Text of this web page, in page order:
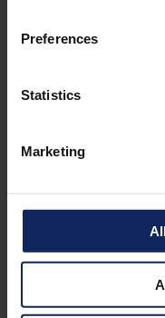
Preferences
Statistics
Marketing
El espacio que hay
aire o un relleno.
un alto
pendiente de